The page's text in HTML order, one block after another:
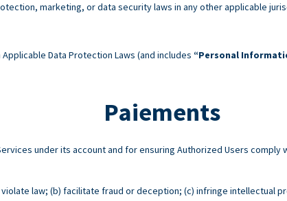
marketing, or data security laws in any other applicable
Data Protection Laws (and includes “Personal
Paiements
under its account and for ensuring Authorized Users comply
law; (b) facilitate fraud or deception; (c) infringe intellectual